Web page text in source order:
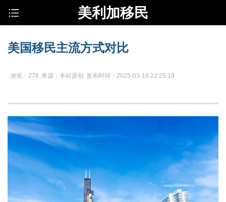
美利加移民
美国移民主流方式对比
浏览：278 来源：本站原创 发布时间：2025-03-16 22:25:19